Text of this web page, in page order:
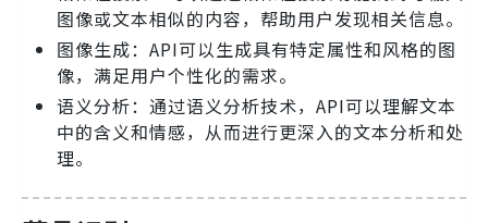
图像或文本相似的内容，帮助用户发现相关信息。
图像生成：API可以生成具有特定属性和风格的图
像，满足用户个性化的需求。
语义分析：通过语义分析技术，API可以理解文本
中的含义和情感，从而进行更深入的文本分析和处
理。